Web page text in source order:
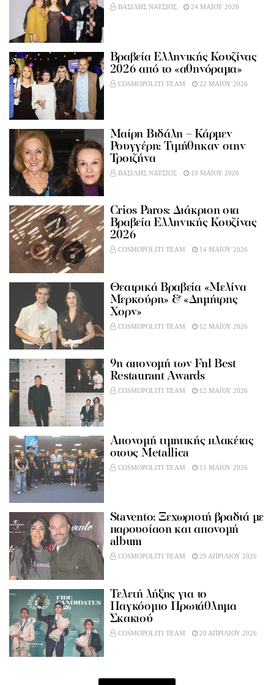
ΒΑΣΙΛΗΣ ΝΑΤΣΙΟΣ 24 ΜΑΪΟΥ 2026
Βραβεία Ελληνικής Κουζίνας
2026 από το «αθηνόραμα»
COSMOPOLITI TEAM 22 ΜΑΪΟΥ 2026
Μαίρη Βιδάλη – Κάρμεν
Ρουγγέρη: Τιμήθηκαν στην
Τροιζήνα
ΒΑΣΙΛΗΣ ΝΑΤΣΙΟΣ 19 ΜΑΪΟΥ 2026
Crios Paros: Διάκριση στα
Βραβεία Ελληνικής Κουζίνας
2026
COSMOPOLITI TEAM 14 ΜΑΪΟΥ 2026
Θεατρικά Βραβεία «Μελίνα
Μερκούρη» & «Δημήτρης
Χορν»
COSMOPOLITI TEAM 12 ΜΑΪΟΥ 2026
9η απονομή των Fnl Best
Restaurant Awards
COSMOPOLITI TEAM 12 ΜΑΪΟΥ 2026
Aπονομή τιμητικής πλακέτας
στους Metallica
COSMOPOLITI TEAM 11 ΜΑΪΟΥ 2026
Stavento: Ξεχωριστή βραδιά με
παρουσίαση και απονομή
album
COSMOPOLITI TEAM 29 ΑΠΡΙΛΙΟΥ 2026
Τελετή λήξης για το
Παγκόσμιο Πρωτάθλημα
Σκακιού
COSMOPOLITI TEAM 20 ΑΠΡΙΛΙΟΥ 2026